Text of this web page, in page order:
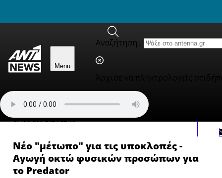
Skip to content
Menu
Αναζήτηση...
Πολιτική
07 Ιουλίου 2026 22:19
Νέο "μέτωπο" για τις υποκλοπές -
Αγωγή οκτώ φυσικών προσώπων για
το Predator